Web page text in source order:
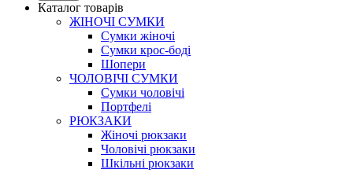
Каталог товарів
ЖІНОЧІ СУМКИ
Сумки жіночі
Сумки крос-боді
Шопери
ЧОЛОВІЧІ СУМКИ
Сумки чоловічі
Портфелі
РЮКЗАКИ
Жіночі рюкзаки
Чоловічі рюкзаки
Шкільні рюкзаки